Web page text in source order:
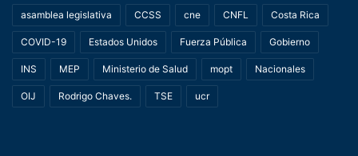
asamblea legislativa CCSS cne CNFL Costa Rica
COVID-19 Estados Unidos Fuerza Pública Gobierno
INS MEP Ministerio de Salud mopt Nacionales
OIJ Rodrigo Chaves. TSE ucr